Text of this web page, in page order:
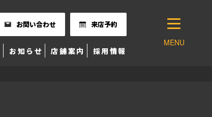
お問い合わせ 来店予約
お知らせ 店舗案内 採用情報
MENU